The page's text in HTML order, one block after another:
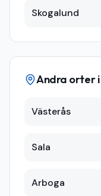
Skogalund
Andra orter i
Västerås
Sala
Arboga